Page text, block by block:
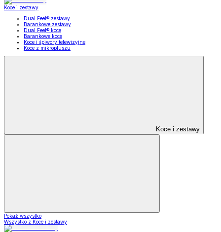
Koce i zestawy
Dual Feel® zestawy
Barankowe zestawy
Dual Feel® koce
Barankowe koce
Koce i śpiwory telewizyjne
Koce z mikropluszu
Koce i zestawy
Pokaż wszystko
Wszystko z Koce i zestawy